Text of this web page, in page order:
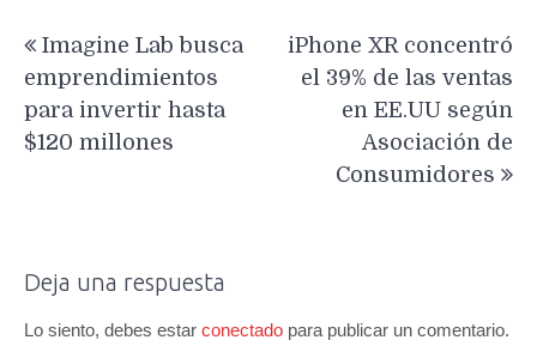
de
entradas
Imagine Lab busca
emprendimientos
para invertir hasta
$120 millones
iPhone XR concentró
el 39% de las ventas
en EE.UU según
Asociación de
Consumidores
Deja una respuesta
Lo siento, debes estar conectado para publicar un comentario.